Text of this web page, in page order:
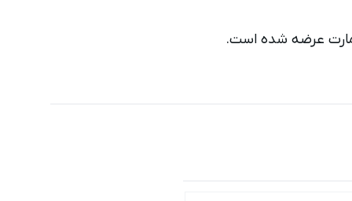
عرضه شده است.